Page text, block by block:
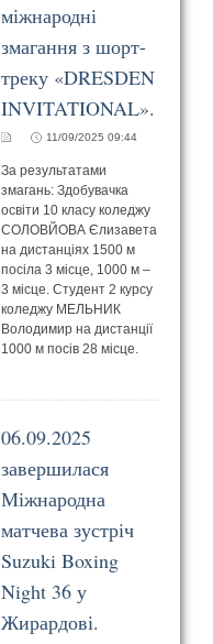
міжнародні
змагання з шорт-
треку «DRESDEN
INVITATIONAL».
11/09/2025 09:44
За результатами
змагань: Здобувачка
освіти 10 класу коледжу
СОЛОВЙОВА Єлизавета
на дистанціях 1500 м
посіла 3 місце, 1000 м –
3 місце. Студент 2 курсу
коледжу МЕЛЬНИК
Володимир на дистанції
1000 м посів 28 місце.
06.09.2025
завершилася
Міжнародна
матчева зустріч
Suzuki Boxing
Night 36 у
Жирардові.